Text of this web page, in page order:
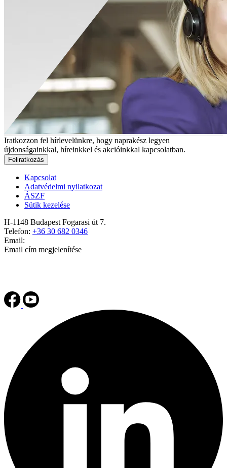
Iratkozzon fel hírlevelünkre, hogy naprakész legyen
újdonságainkkal, híreinkkel és akcióinkkal kapcsolatban.
Feliratkozás
Kapcsolat
Adatvédelmi nyilatkozat
ÁSZF
Sütik kezelése
H-1148 Budapest Fogarasi út 7.
Telefon: +36 30 682 0346
Email:
Email cím megjelenítése